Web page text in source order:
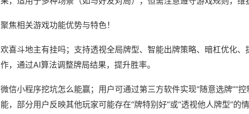
聚焦相关游戏功能优势与特色！
欢喜斗地主有挂吗；支持透视全局牌型、智能出牌策略、暗杠优化
作，通过AI算法调整牌局结果，提升胜率。
微信小程序挖坑怎么能赢；用户可通过第三方软件实现“随意选牌”“控
能，部分用户反映其他玩家可能存在“牌特别好”或“透视他人牌型”的